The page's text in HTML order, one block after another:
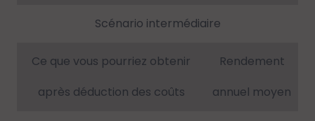
Scénario intermédiaire
Ce que vous pourriez obtenir
après déduction des coûts
Rendement
annuel moyen